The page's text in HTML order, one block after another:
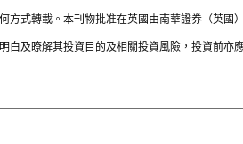
方式轉載。本刊物批准在英國由南華證券（英
白及瞭解其投資目的及相關投資風險，投資前亦